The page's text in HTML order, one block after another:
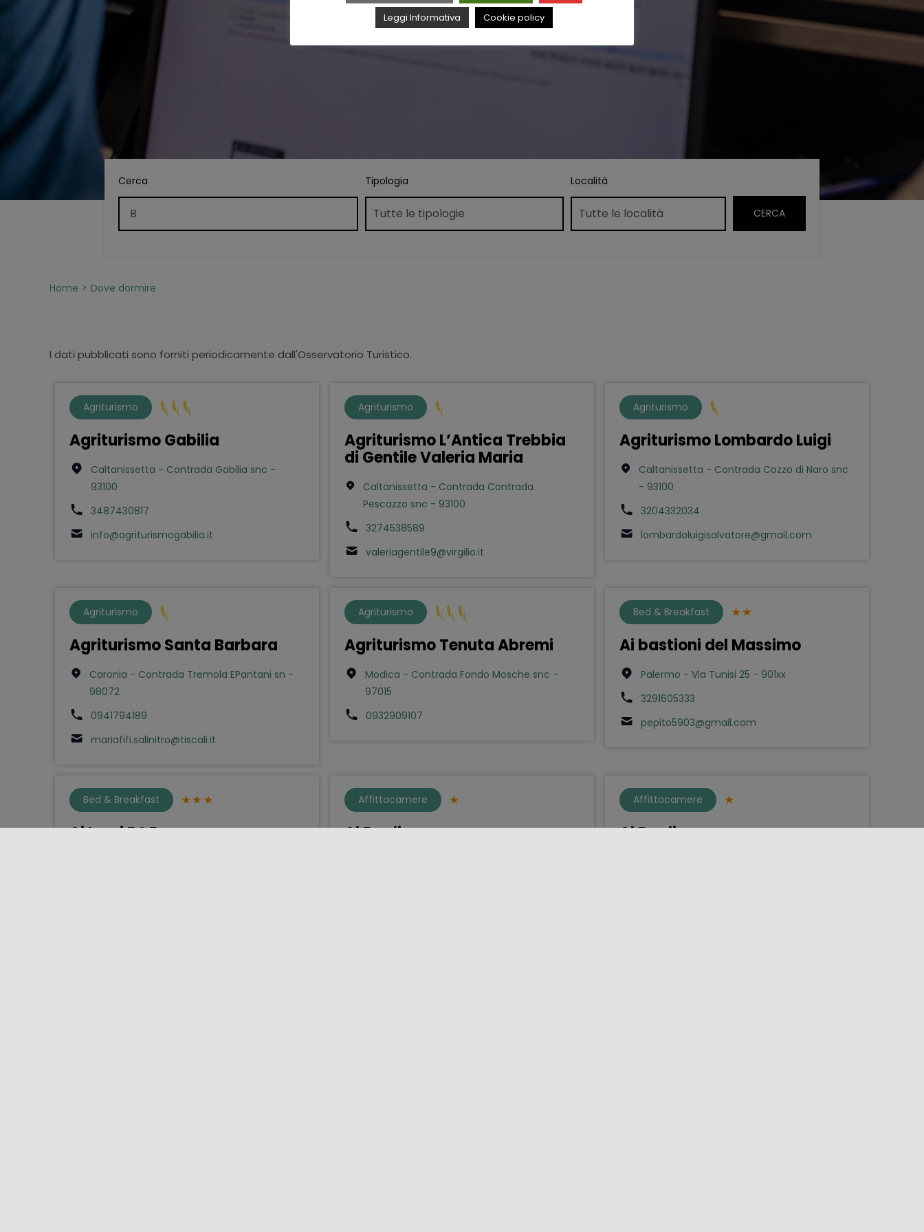
Cerca Tipologia Località
Home Dove dormire
I dati pubblicati sono forniti periodicamente dall'Osservatorio Turistico.
Agriturismo
Agriturismo Gabilia
Caltanissetta - Contrada Gabilia snc -
93100
3487430817
info@agriturismogabilia.it
Agriturismo
Agriturismo L’Antica Trebbia
di Gentile Valeria Maria
Caltanissetta - Contrada Contrada
Pescazzo snc - 93100
3274538589
valeriagentile9@virgilio.it
Agriturismo
Agriturismo Lombardo Luigi
Caltanissetta - Contrada Cozzo di Naro snc
- 93100
3204332034
lombardoluigisalvatore@gmail.com
Agriturismo
Agriturismo Santa Barbara
Caronia - Contrada Tremola EPantani sn -
98072
0941794189
mariafifi.salinitro@tiscali.it
Agriturismo
Agriturismo Tenuta Abremi
Modica - Contrada Fondo Mosche snc -
97015
0932909107
Bed & Breakfast
Ai bastioni del Massimo
Palermo - Via Tunisi 25 - 901xx
3291605333
pepito5903@gmail.com
Bed & Breakfast
Ai Lumi B&B
Affittacamere
Al Baglio
Affittacamere
Al Baglio
Leggi Informativa Cookie policy